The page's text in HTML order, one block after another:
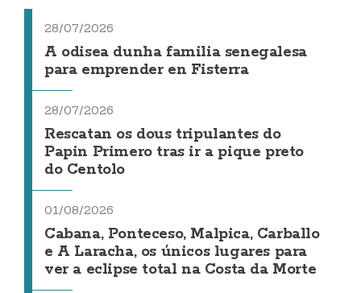
28/07/2026
A odisea dunha familia senegalesa
para emprender en Fisterra
28/07/2026
Rescatan os dous tripulantes do
Papin Primero tras ir a pique preto
do Centolo
01/08/2026
Cabana, Ponteceso, Malpica, Carballo
e A Laracha, os únicos lugares para
ver a eclipse total na Costa da Morte